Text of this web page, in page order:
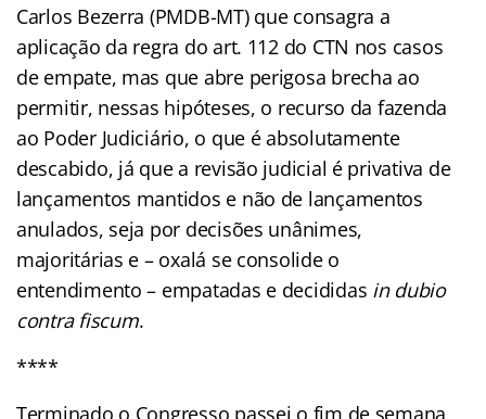
Carlos Bezerra (PMDB-MT) que consagra a
aplicação da regra do art. 112 do CTN nos casos
de empate, mas que abre perigosa brecha ao
permitir, nessas hipóteses, o recurso da fazenda
ao Poder Judiciário, o que é absolutamente
descabido, já que a revisão judicial é privativa de
lançamentos mantidos e não de lançamentos
anulados, seja por decisões unânimes,
majoritárias e – oxalá se consolide o
entendimento – empatadas e decididas in dubio
contra fiscum.
****
Terminado o Congresso passei o fim de semana